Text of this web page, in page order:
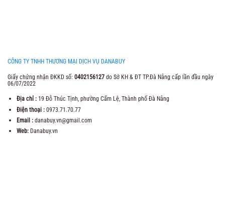
CÔNG TY TNHH THƯƠNG MẠI DỊCH VỤ DANABUY
Giấy chứng nhận ĐKKD số: 0402156127 do Sở KH & ĐT TP.Đà Nẵng cấp lần đầu ngày
06/07/2022
Địa chỉ :19 Đỗ Thúc Tịnh, phường Cẩm Lệ, Thành phố Đà Nẵng
Điện thoại :0973.71.70.77
Email : danabuy.vn@gmail.com
Web: Danabuy.vn